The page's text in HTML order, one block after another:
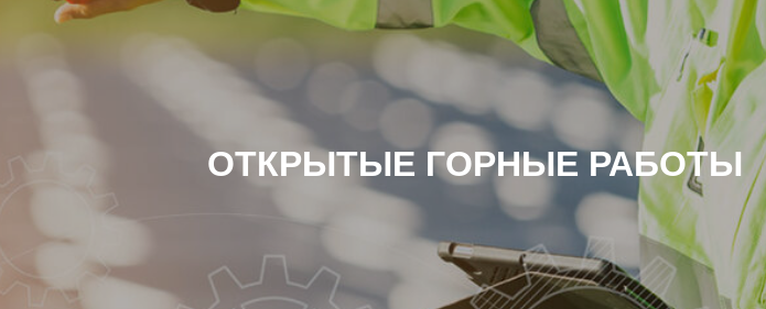
ОТКРЫТЫЕ ГОРНЫЕ РАБОТЫ